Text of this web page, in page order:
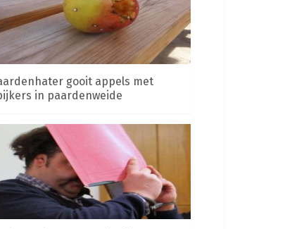
gooit appels met
in paardenweide